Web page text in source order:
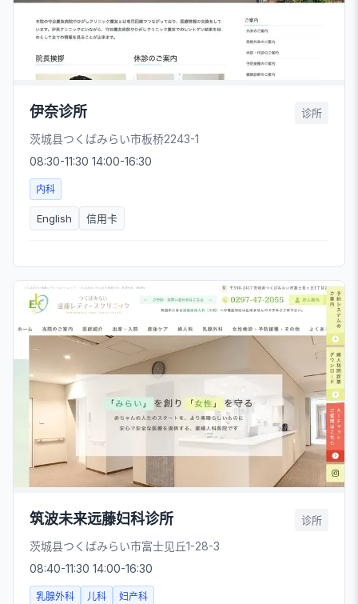
伊奈诊所 诊所
茨城县つくばみらい市板桥2243-1
08:30-11:30 14:00-16:30
内科
English 信用卡
筑波未来远藤妇科诊所 诊所
茨城县つくばみらい市富士见丘1-28-3
08:40-11:30 14:00-16:30
乳腺外科 儿科 妇产科